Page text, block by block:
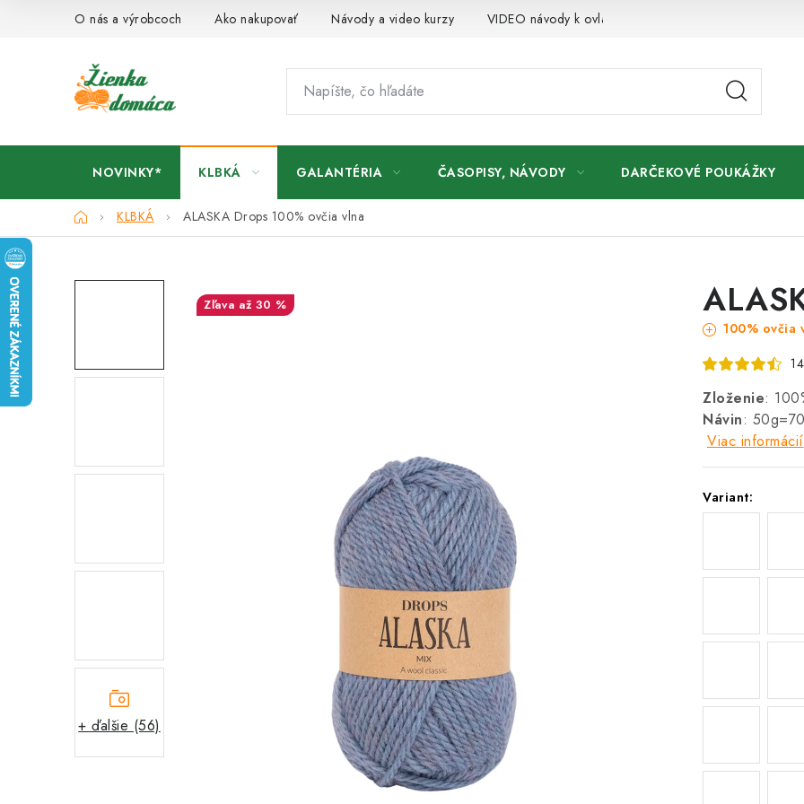
O nás a výrobcoch Ako nakupovať Návody a video kurzy VIDEO návody k ovládaniu e-shopu
NOVINKY* KLBKÁ GALANTÉRIA ČASOPISY, NÁVODY DARČEKOVÉ POUKÁŽKY
DomovKLBKÁ ALASKA Drops 100% ovčia vlna
+ ďalšie (56)
100% ovčia
Zloženie:
Návin:
Viac informácií
Variant:
až 30 %